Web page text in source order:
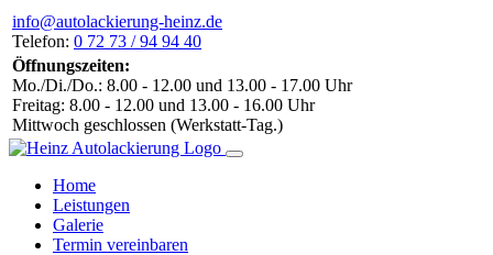
info@autolackierung-heinz.de
Telefon: 0 72 73 / 94 94 40
Öffnungszeiten:
Mo./Di./Do.: 8.00 - 12.00 und 13.00 - 17.00 Uhr
Freitag: 8.00 - 12.00 und 13.00 - 16.00 Uhr
Mittwoch geschlossen (Werkstatt-Tag.)
Home
Leistungen
Galerie
Termin vereinbaren